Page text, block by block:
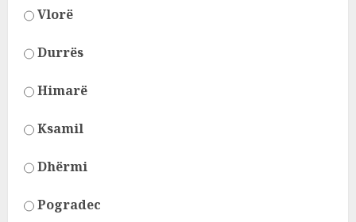
Vlorë
Durrës
Himarë
Ksamil
Dhërmi
Pogradec